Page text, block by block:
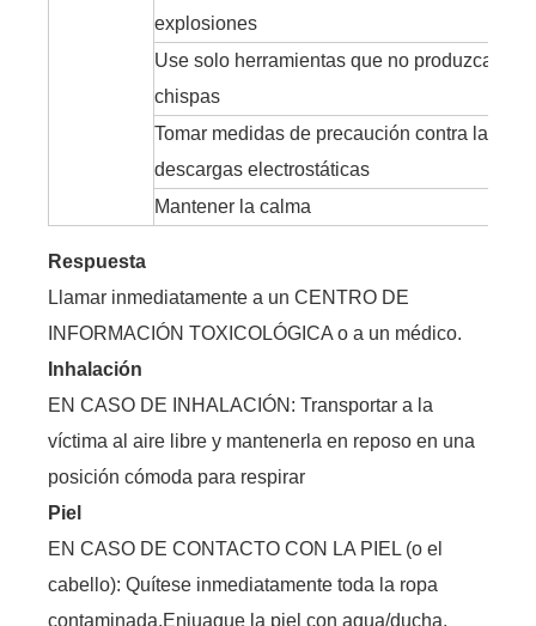
explosiones
Use solo herramientas que no produzcan
chispas
Tomar medidas de precaución contra las
descargas electrostáticas
Mantener la calma
Respuesta
Llamar inmediatamente a un CENTRO DE
INFORMACIÓN TOXICOLÓGICA o a un médico.
Inhalación
EN CASO DE INHALACIÓN: Transportar a la
víctima al aire libre y mantenerla en reposo en una
posición cómoda para respirar
Piel
EN CASO DE CONTACTO CON LA PIEL (o el
cabello): Quítese inmediatamente toda la ropa
contaminada.Enjuague la piel con agua/ducha.